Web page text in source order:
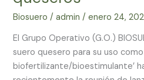
Biosuero /admin/enero 24,
El Grupo Operativo (G.O.)
suero quesero para su uso como
biofertilizante/bioestimulante’
circular
para
valorización